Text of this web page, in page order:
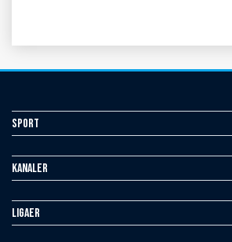
Sport
Kanaler
Ligaer